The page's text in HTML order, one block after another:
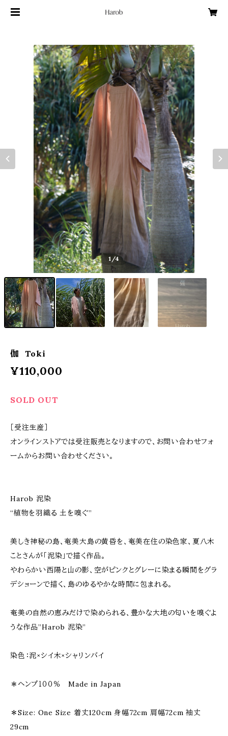
1 /4
伽 Toki
¥110,000
SOLD OUT
［受注生産］
オンラインストアでは受注販売となりますので、お問い合わせフォ
ームからお問い合わせください。
Harob 泥染
“植物を羽織る 土を嗅ぐ”
美しき神秘の島、奄美大島の黄昏を、奄美在住の染色家、夏八木
ことさんが「泥染」で描く作品。
やわらかい西陽と山の影、空がピンクとグレーに染まる瞬間をグラ
デショーンで描く、島のゆるやかな時間に包まれる。
奄美の自然の恵みだけで染められる、豊かな大地の匂いを嗅ぐよ
うな作品”Harob 泥染”
染色：泥×シイ木×シャリンバイ
＊ヘンプ１００％ Made in Japan
＊Size: One Size 着丈120cm 身幅72cm 肩幅72cm 袖丈
29cm